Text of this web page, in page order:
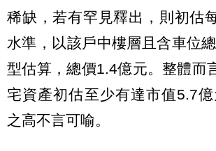
稀缺，若有罕見釋出，則初估
水準，以該戶中樓層且含車位
型估算，總價1.4億元。整體而
宅資產初估至少有達市值5.7
之高不言可喻。